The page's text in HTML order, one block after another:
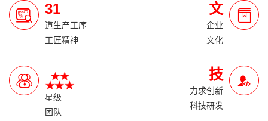
31
道生产工序
工匠精神
文
企业
文化
星级
团队
技
力求创新
科技研发